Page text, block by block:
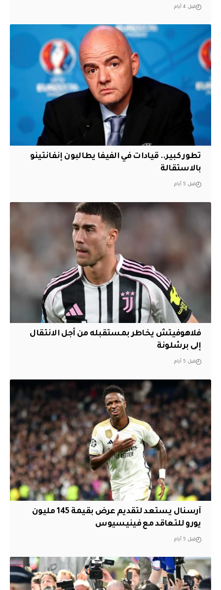
قبل 4 أيام
تطور كبير.. قيادات في الفيفا يطالبون إنفانتينو
بالاستقالة
قبل 5 أيام
فلاهوفيتش يخاطر بمستقبله من أجل الانتقال
إلى برشلونة
قبل 5 أيام
آرسنال يستعد لتقديم عرض بقيمة 145 مليون
يورو للتعاقد مع فينيسيوس
قبل 5 أيام